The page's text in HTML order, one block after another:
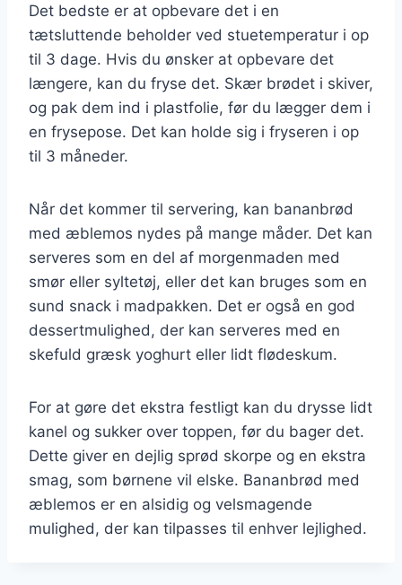
Det bedste er at opbevare det i en
tætsluttende beholder ved stuetemperatur i op
til 3 dage. Hvis du ønsker at opbevare det
længere, kan du fryse det. Skær brødet i skiver,
og pak dem ind i plastfolie, før du lægger dem i
en frysepose. Det kan holde sig i fryseren i op
til 3 måneder.
Når det kommer til servering, kan bananbrød
med æblemos nydes på mange måder. Det kan
serveres som en del af morgenmaden med
smør eller syltetøj, eller det kan bruges som en
sund snack i madpakken. Det er også en god
dessertmulighed, der kan serveres med en
skefuld græsk yoghurt eller lidt flødeskum.
For at gøre det ekstra festligt kan du drysse lidt
kanel og sukker over toppen, før du bager det.
Dette giver en dejlig sprød skorpe og en ekstra
smag, som børnene vil elske. Bananbrød med
æblemos er en alsidig og velsmagende
mulighed, der kan tilpasses til enhver lejlighed.